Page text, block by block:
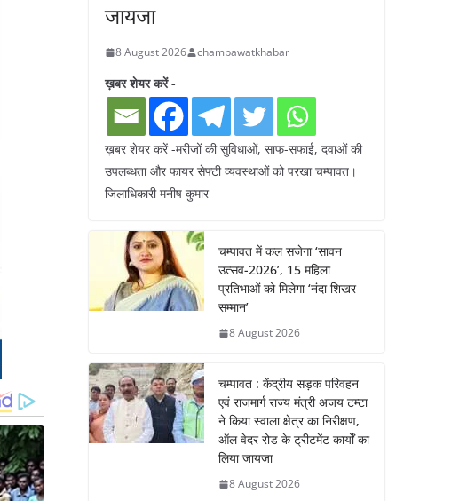
जायजा
8 August 2026 champawatkhabar
ख़बर शेयर करें -
ख़बर शेयर करें -मरीजों की सुविधाओं, साफ-सफाई, दवाओं की
उपलब्धता और फायर सेफ्टी व्यवस्थाओं को परखा चम्पावत।
जिलाधिकारी मनीष कुमार
चम्पावत में कल सजेगा ‘सावन
उत्सव-2026’, 15 महिला
प्रतिभाओं को मिलेगा ‘नंदा शिखर
सम्मान’
8 August 2026
चम्पावत : केंद्रीय सड़क परिवहन
एवं राजमार्ग राज्य मंत्री अजय टम्टा
ने किया स्वाला क्षेत्र का निरीक्षण,
ऑल वेदर रोड के ट्रीटमेंट कार्यों का
लिया जायजा
8 August 2026